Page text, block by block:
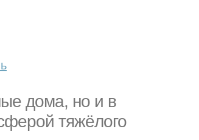
дома, но и в
тяжёлого